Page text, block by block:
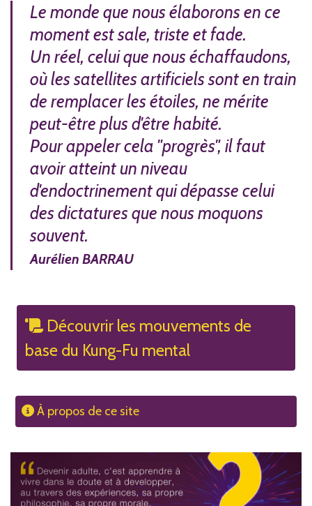
Le monde que nous élaborons en ce
moment est sale, triste et fade.
Un réel, celui que nous échaffaudons,
où les satellites artificiels sont en train
de remplacer les étoiles, ne mérite
peut-être plus d'être habité.
Pour appeler cela "progrès", il faut
avoir atteint un niveau
d'endoctrinement qui dépasse celui
des dictatures que nous moquons
souvent.
Aurélien BARRAU
Découvrir les mouvements de
base du Kung-Fu mental
À propos de ce site